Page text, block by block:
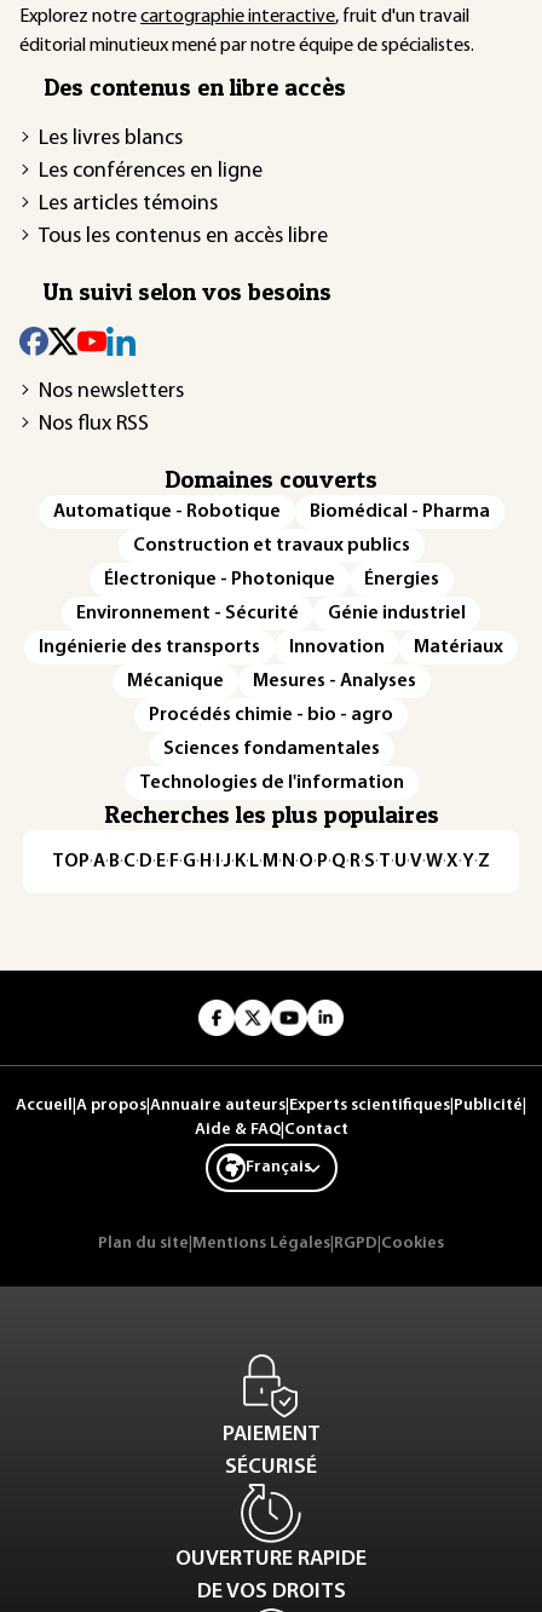
Explorez notrecartographie interactive, fruit d'un travail
éditorial minutieux mené par notre équipe de spécialistes.
Des contenus en libre accès
Les livres blancs
Les conférences en ligne
Les articles témoins
Tous les contenus en accès libre
Un suivi selon vos besoins
Nos newsletters
Nos flux RSS
Domaines couverts
Automatique - Robotique
Biomédical - Pharma
Construction et travaux publics
Électronique - Photonique
Énergies
Environnement - Sécurité
Génie industriel
Ingénierie des transports
Innovation
Matériaux
Mécanique
Mesures - Analyses
Procédés chimie - bio - agro
Sciences fondamentales
Technologies de l'information
Recherches les plus populaires
TOP·A·B·C· D· E· F·G· H · ·J· K· L· M · N ·O· P·Q· R·S·T·U·V·W·X·Y·Z
Accueil A propos Annuaire auteurs Experts scientifiques Publicité
Aide & FAQ| Contact
Français
Plan du site Mentions Légales RGPD Cookies
PAIEMENT
SÉCURISÉ
OUVERTURE RAPIDE
DE VOS DROITS